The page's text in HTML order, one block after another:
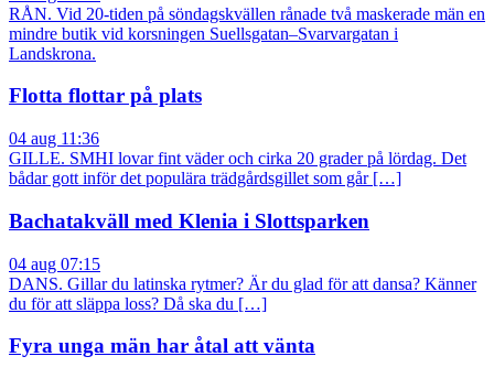
RÅN. Vid 20-tiden på söndagskvällen rånade två maskerade män en
mindre butik vid korsningen Suellsgatan–Svarvargatan i
Landskrona.
Flotta flottar på plats
04 aug 11:36
GILLE. SMHI lovar fint väder och cirka 20 grader på lördag. Det
bådar gott inför det populära trädgårdsgillet som går […]
Bachatakväll med Klenia i Slottsparken
04 aug 07:15
DANS. Gillar du latinska rytmer? Är du glad för att dansa? Känner
du för att släppa loss? Då ska du […]
Fyra unga män har åtal att vänta